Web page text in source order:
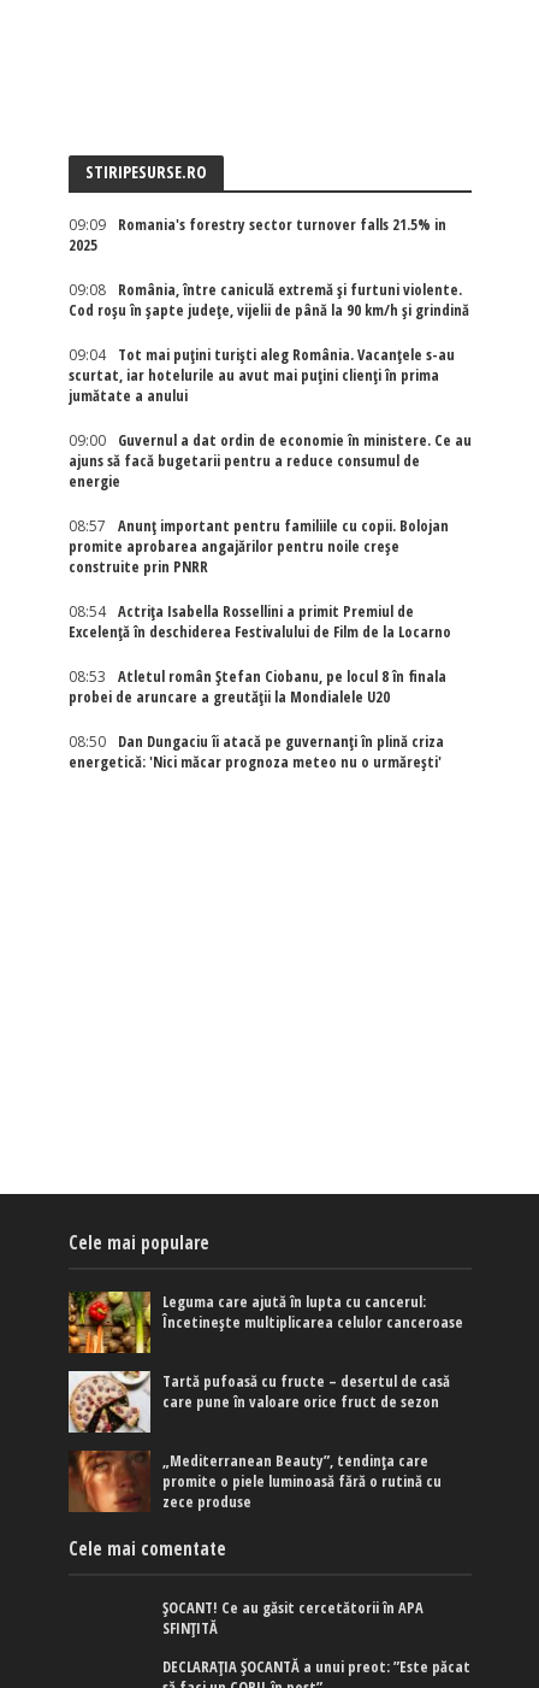
STIRIPESURSE.RO
09:09
Romania's forestry sector turnover falls 21.5% in
2025
09:08
România, între caniculă extremă și furtuni violente.
Cod roșu în șapte județe, vijelii de până la 90 km/h și grindină
09:04
Tot mai puțini turiști aleg România. Vacanțele s-au
scurtat, iar hotelurile au avut mai puțini clienți în prima
jumătate a anului
09:00
Guvernul a dat ordin de economie în ministere. Ce au
ajuns să facă bugetarii pentru a reduce consumul de
energie
08:57
Anunț important pentru familiile cu copii. Bolojan
promite aprobarea angajărilor pentru noile creșe
construite prin PNRR
08:54
Actriţa Isabella Rossellini a primit Premiul de
Excelenţă în deschiderea Festivalului de Film de la Locarno
08:53
Atletul român Ștefan Ciobanu, pe locul 8 în finala
probei de aruncare a greutății la Mondialele U20
08:50
Dan Dungaciu îi atacă pe guvernanți în plină criza
energetică: 'Nici măcar prognoza meteo nu o urmărești'
Cele mai populare
Leguma care ajută în lupta cu cancerul:
Încetinește multiplicarea celulor canceroase
Tartă pufoasă cu fructe – desertul de casă
care pune în valoare orice fruct de sezon
„Mediterranean Beauty”, tendința care
promite o piele luminoasă fără o rutină cu
zece produse
Cele mai comentate
ȘOCANT! Ce au găsit cercetătorii în APA
SFINȚITĂ
DECLARAȚIA ȘOCANTĂ a unui preot: ”Este păcat